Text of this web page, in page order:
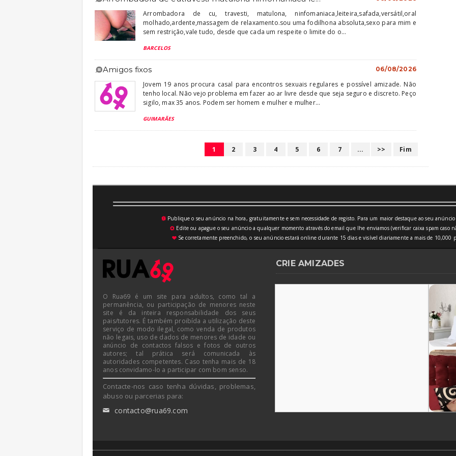
Arrombadora de cu, travesti, matulona, ninfomaniaca,leiteira,safada,versátil,oral
molhado,ardente,massagem de relaxamento.sou uma fodilhona absoluta,sexo para mim e
sem restrição,vale tudo, desde que cada um respeite o limite do o...
BARCELOS
amigos fixos 06/08/2026
Jovem 19 anos procura casal para encontros sexuais regulares e possível amizade. Não
tenho local. Não vejo problema em fazer ao ar livre desde que seja seguro e discreto. Peço
sigilo, max 35 anos. Podem ser homem e mulher e mulher...
GUIMARÃES
1 2 3 4 5 6 7 ... >> Fim
💥Publique o seu anúncio na hora, gratuitamente e sem necessidade de registo. Para um maior destaque ao seu anúncio
⚙ Edite ou apague o seu anúncio a qualquer momento através do email que lhe enviamos (verificar caixa spam caso
♥Se corretamente preenchido, o seu anúncio estará online durante 15 dias e visível diariamente a mais de 10,000
O Rua69 é um site para adultos, como tal a
permanência, ou participação de menores neste
site é da inteira responsabilidade dos seus
pais/tutores. É também proibída a utilização deste
serviço de modo ilegal, como venda de produtos
não legais, uso de dados de menores de idade ou
anúncio de contactos falsos e fotos de outros
autores; tal prática será comunicada às
autoridades competentes. Caso tenha mais de 18
anos convidamo-lo a participar com bom senso.
Contacte-nos caso tenha dúvidas, problemas,
abuso ou parcerias para:
✉ contacto@rua69.com
CRIE AMIZADES